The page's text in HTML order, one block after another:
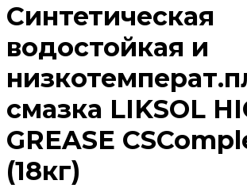
Синтетическая
водостойкая и
смазка LIKSOL
GREASE
(18кг)